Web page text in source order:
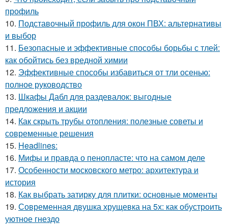
профиль
10. Подставочный профиль для окон ПВХ: альтернативы
и выбор
11. Безопасные и эффективные способы борьбы с тлей:
как обойтись без вредной химии
12. Эффективные способы избавиться от тли осенью:
полное руководство
13. Шкафы Дабл для раздевалок: выгодные
предложения и акции
14. Как скрыть трубы отопления: полезные советы и
современные решения
15. Headlines:
16. Мифы и правда о пенопласте: что на самом деле
17. Особенности московского метро: архитектура и
история
18. Как выбрать затирку для плитки: основные моменты
19. Современная двушка хрущевка на 5х: как обустроить
уютное гнездо